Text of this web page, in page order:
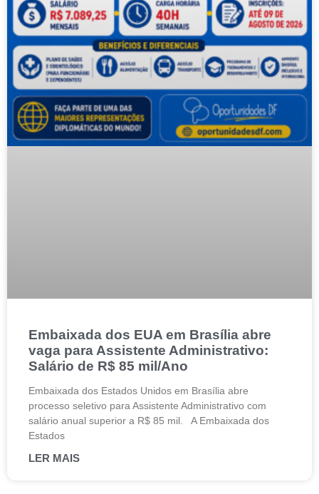
Embaixada dos EUA em Brasília abre
vaga para Assistente Administrativo:
Salário de R$ 85 mil/Ano
Embaixada dos Estados Unidos em Brasília abre
processo seletivo para Assistente Administrativo com
salário anual superior a R$ 85 mil. A Embaixada dos
Estados
LER MAIS